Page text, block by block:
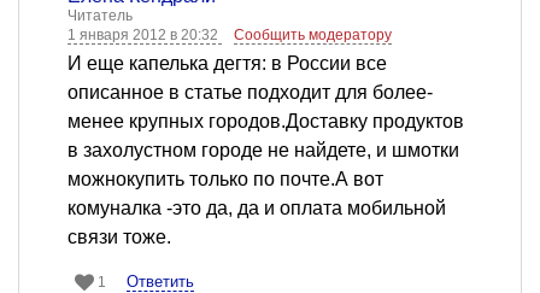
Читатель
1 января 2012 в 20:32
Сообщить модератору
И еще капелька дегтя: в России все
описанное в статье подходит для более-
менее крупных городов.Доставку продуктов
в захолустном городе не найдете, и шмотки
можнокупить только по почте.А вот
комуналка -это да, да и оплата мобильной
связи тоже.
1 Ответить